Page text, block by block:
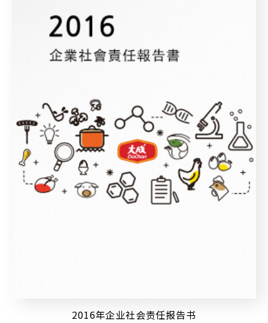
2016年企业社会责任报告书